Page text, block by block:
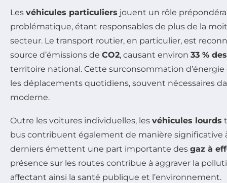
Les véhicules particuliers jouent un rôle
problématique, étant responsables de plus de la
secteur. Le transport routier, en particulier, est
source d’émissions de CO2, causant environ 33 %
territoire national. Cette surconsommation
les déplacements quotidiens, souvent nécessaires
moderne.
Outre les voitures individuelles, les véhicules lourds
bus contribuent également de manière significative
derniers émettent une part importante des gaz à
présence sur les routes contribue à aggraver la
affectant ainsi la santé publique et l’environnement.